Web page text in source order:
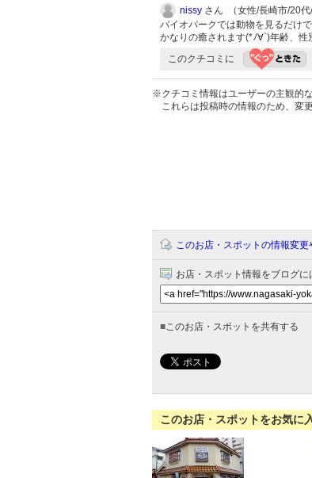
nissy さん （女性/長崎市/20代/
バイオパークでは動物を見るだけ
かなりの癒されます(*ﾉ∀`)年齢、
このクチコミに
※クチコミ情報はユーザーの主観的
これらは投稿時の情報のため、変
このお店・スポットの情報変
お店・スポット情報をブログに
■このお店・スポットを共有する
このお店・スポットをお気に